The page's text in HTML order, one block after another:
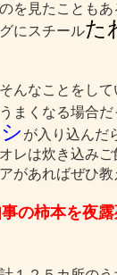
を見たことも
にスチールた
んなことをし
まくなる場合
が入り込んだ
レは炊き込み
があればぜひ
の柿本を夜露